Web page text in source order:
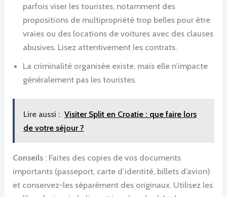
parfois viser les touristes, notamment des
propositions de multipropriété trop belles pour être
vraies ou des locations de voitures avec des clauses
abusives. Lisez attentivement les contrats.
La criminalité organisée existe, mais elle n’impacte
généralement pas les touristes.
Lire aussi : Visiter Split en Croatie : que faire lors
de votre séjour ?
Conseils : Faites des copies de vos documents
importants (passeport, carte d’identité, billets d’avion)
et conservez-les séparément des originaux. Utilisez les